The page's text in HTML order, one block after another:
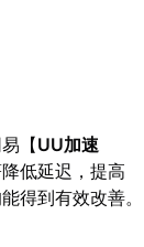
【UU加速
低延迟，提高
得到有效改善。